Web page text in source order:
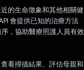
的生命徵象和其他相關健
會提供已知的治療方法
，協助醫療照護人員有效
看掃描結果、評估母親和